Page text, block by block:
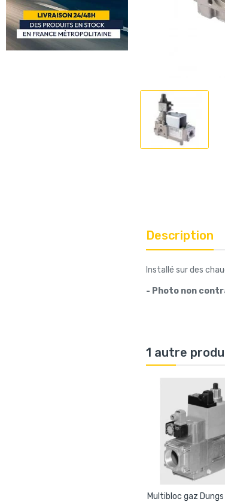
Description
Installé sur des
- Photo non
1 autre
Multibloc gaz Dungs